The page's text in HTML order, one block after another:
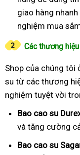
giao hàng
nghiệm mua
Các thương
Shop của chúng tôi
su từ các thương
nghiệm tuyệt vời
Bao cao su
và tăng cường
Bao cao su